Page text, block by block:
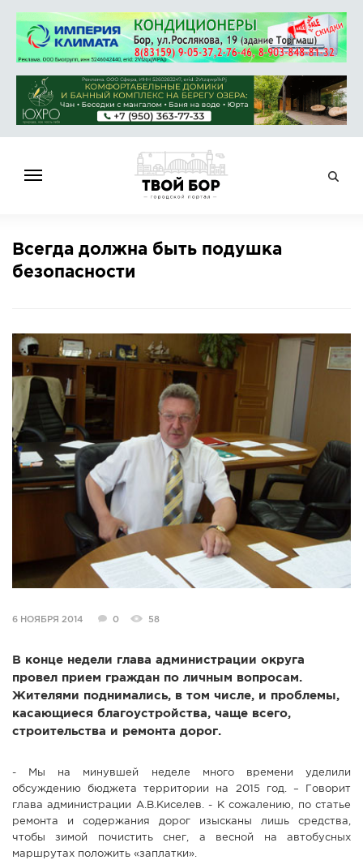
НОВОСТИ
СПРАВОЧНИК
АФИША
СПРАВКА
КОНКУРСЫ
СТАТЬИ
ГОЛОСОВАНИЯ
ПРЕДЛОЖИТЬ НОВОСТЬ
ФОТО
Всегда должна быть подушка
безопасности
6 НОЯБРЯ 2014 0 58
В конце недели глава администрации округа
провел прием граждан по личным вопросам.
Жителями поднимались, в том числе, и проблемы,
касающиеся благоустройства, чаще всего,
строительства и ремонта дорог.
- Мы на минувшей неделе много времени уделили
обсуждению бюджета территории на 2015 год. – Говорит
глава администрации А.В.Киселев. - К сожалению, по статье
ремонта и содержания дорог изысканы лишь средства,
чтобы зимой почистить снег, а весной на автобусных
маршрутах положить «заплатки».